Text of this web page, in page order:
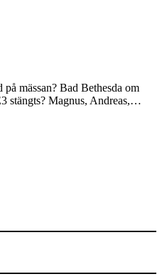
mässan? Bad Bethesda om
stängts? Magnus, Andreas,…